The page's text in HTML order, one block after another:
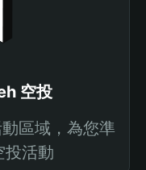
空投
區域，為您準
投活動